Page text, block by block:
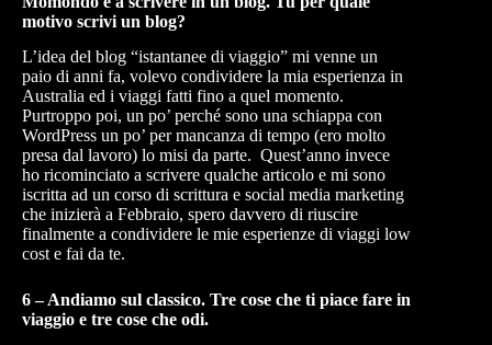
motivo scrivi un blog?
L’idea del blog “istantanee di viaggio” mi venne un
paio di anni fa, volevo condividere la mia esperienza in
Australia ed i viaggi fatti fino a quel momento.
Purtroppo poi, un po’ perché sono una schiappa con
WordPress un po’ per mancanza di tempo (ero molto
presa dal lavoro) lo misi da parte. Quest’anno invece
ho ricominciato a scrivere qualche articolo e mi sono
iscritta ad un corso di scrittura e social media marketing
che inizierà a Febbraio, spero davvero di riuscire
finalmente a condividere le mie esperienze di viaggi low
cost e fai da te.
6 – Andiamo sul classico. Tre cose che ti piace fare in
viaggio e tre cose che odi.